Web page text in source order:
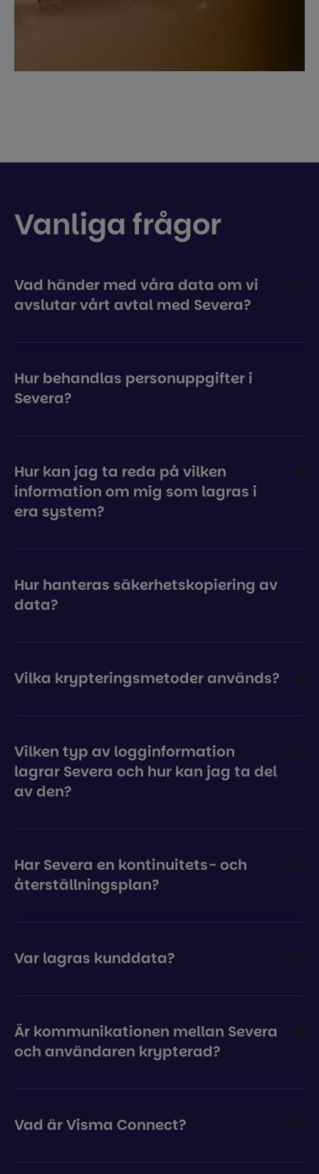
Vanliga frågor
Vad händer med våra data om vi
avslutar vårt avtal med Severa?
Hur behandlas personuppgifter i
Severa?
Hur kan jag ta reda på vilken
information om mig som lagras i
era system?
Hur hanteras säkerhetskopiering av
data?
Vilka krypteringsmetoder används?
Vilken typ av logginformation
lagrar Severa och hur kan jag ta del
av den?
Har Severa en kontinuitets- och
återställningsplan?
Var lagras kunddata?
Är kommunikationen mellan Severa
och användaren krypterad?
Vad är Visma Connect?